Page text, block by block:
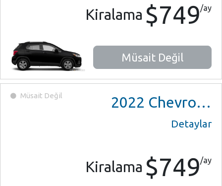
Kiralama $749/ay
Müsait Değil
Müsait Değil 2022 Chevrolet Trax
Detaylar
Kiralama $749/ay